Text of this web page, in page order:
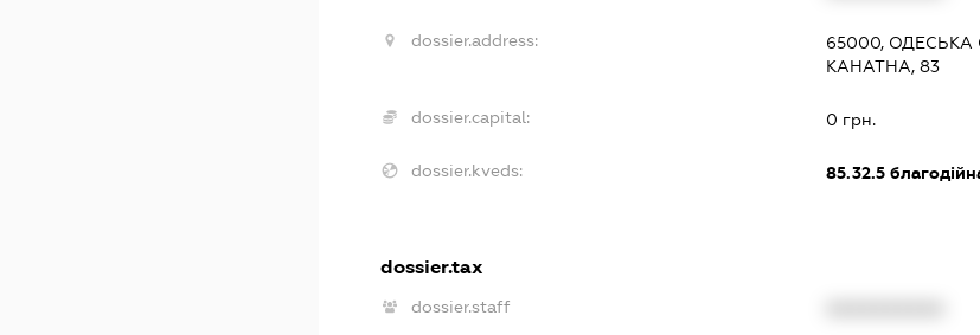
dossier.address:
65000,
КАНАТНА, 83
dossier.capital: 0 грн.
dossier.kveds: 85.32.5
dossier.tax
dossier.staff